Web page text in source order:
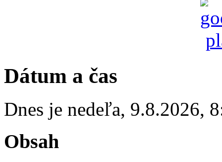
Dátum a čas
Dnes je nedeľa, 9.8.2026,
Obsah